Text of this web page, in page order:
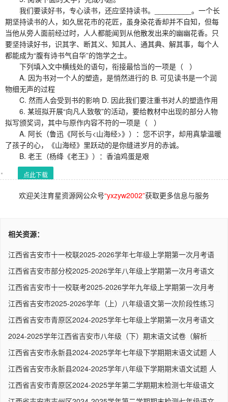
我们要读好书，专心读书，还应坚持读书。_________。一个长
期坚持读书的人，如久居花市的花匠，虽身染花香却并不自知，但每
当他从旁人面前经过时，人人都能闻到从他散发出来的幽幽花香。只
要坚持读好书，识其字、断其义、知其人、通其典、解其事，每个人
都能成为“腹有诗书气自华”的饱学之士。
下列填入文中横线处的语句，衔接最恰当的一项是（ ）
A. 因为书对一个人的塑造，是悄然进行的 B. 可见读书是一个润
物细无声的过程
C. 然而人会受到书的影响 D. 因此我们要注重书对人的塑造作用
6. 某班拟开展“向凡人致敬”的活动，要给教材中出现的部分人物
拟写颁奖词，其中与原作内容不符的一项是（ ）
A. 阿长（鲁迅《阿长与<山海经>》）：您不识字，却用真挚温暖
了孩子的心，《山海经》里跃动的是你缝进岁月的赤诚。
B. 老王（杨绛《老王》）：香油鸡蛋是艰
点此下载
欢迎关注育星资源网公众号“yxzyw2002”获取更多信息与服务
相关资源：
江西省吉安市十一校联2025-2026学年七年级上学期第一次月考语
江西省吉安市部分校2025-2026学年八年级上学期第一次月考语文
江西省吉安市十一校联考2025-2026学年九年级上学期第一次月考
江西省吉安市2025-2026学年（上）八年级语文第一次阶段性练习
江西省吉安市青原区2024-2025学年七年级上学期第一次月考语文
2024-2025学年江西省吉安市八年级（下）期末语文试卷（解析
江西省吉安市永新县2024-2025学年七年级下学期期末语文试题 人
江西省吉安市永新县2024-2025学年八年级下学期期末语文试题 人
江西省吉安市青原区2024-2025学年第二学期期末检测七年级语文